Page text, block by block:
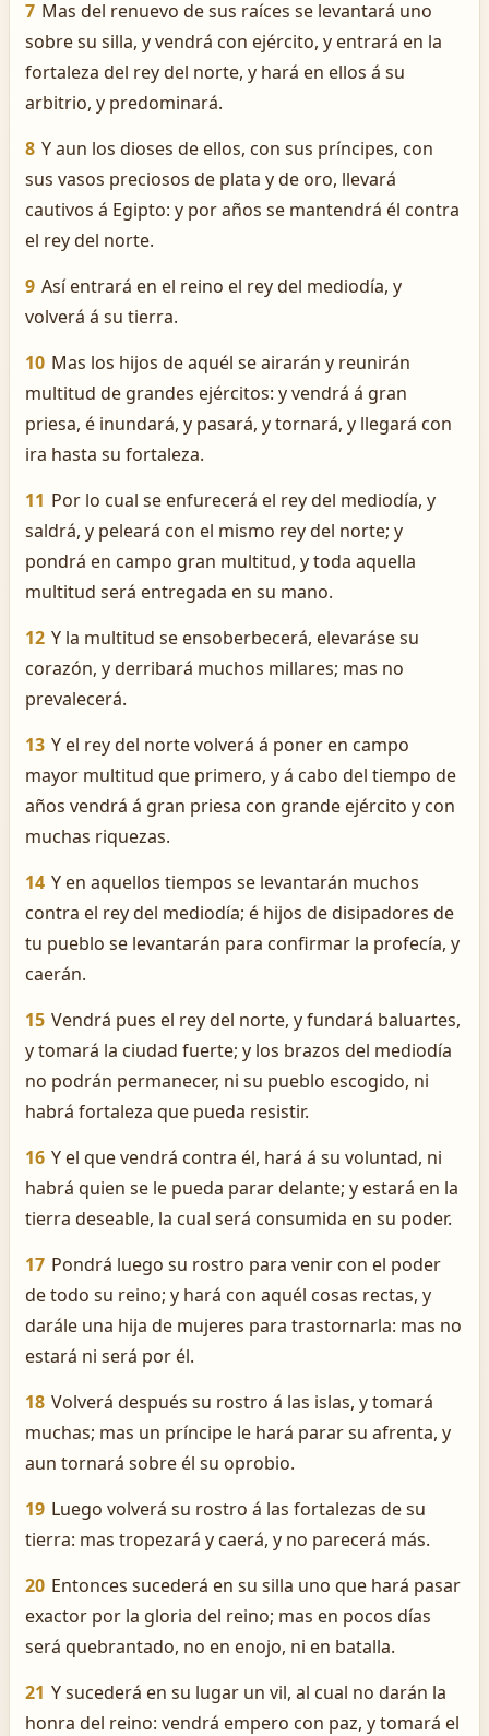
7 Mas del renuevo de sus raíces se levantará uno
sobre su silla, y vendrá con ejército, y entrará en la
fortaleza del rey del norte, y hará en ellos á su
arbitrio, y predominará.
8 Y aun los dioses de ellos, con sus príncipes, con
sus vasos preciosos de plata y de oro, llevará
cautivos á Egipto: y por años se mantendrá él contra
el rey del norte.
9 Así entrará en el reino el rey del mediodía, y
volverá á su tierra.
10 Mas los hijos de aquél se airarán y reunirán
multitud de grandes ejércitos: y vendrá á gran
priesa, é inundará, y pasará, y tornará, y llegará con
ira hasta su fortaleza.
11 Por lo cual se enfurecerá el rey del mediodía, y
saldrá, y peleará con el mismo rey del norte; y
pondrá en campo gran multitud, y toda aquella
multitud será entregada en su mano.
12 Y la multitud se ensoberbecerá, elevaráse su
corazón, y derribará muchos millares; mas no
prevalecerá.
13 Y el rey del norte volverá á poner en campo
mayor multitud que primero, y á cabo del tiempo de
años vendrá á gran priesa con grande ejército y con
muchas riquezas.
14 Y en aquellos tiempos se levantarán muchos
contra el rey del mediodía; é hijos de disipadores de
tu pueblo se levantarán para confirmar la profecía, y
caerán.
15 Vendrá pues el rey del norte, y fundará baluartes,
y tomará la ciudad fuerte; y los brazos del mediodía
no podrán permanecer, ni su pueblo escogido, ni
habrá fortaleza que pueda resistir.
16 Y el que vendrá contra él, hará á su voluntad, ni
habrá quien se le pueda parar delante; y estará en la
tierra deseable, la cual será consumida en su poder.
17 Pondrá luego su rostro para venir con el poder
de todo su reino; y hará con aquél cosas rectas, y
darále una hija de mujeres para trastornarla: mas no
estará ni será por él.
18 Volverá después su rostro á las islas, y tomará
muchas; mas un príncipe le hará parar su afrenta, y
aun tornará sobre él su oprobio.
19 Luego volverá su rostro á las fortalezas de su
tierra: mas tropezará y caerá, y no parecerá más.
20 Entonces sucederá en su silla uno que hará pasar
exactor por la gloria del reino; mas en pocos días
será quebrantado, no en enojo, ni en batalla.
21 Y sucederá en su lugar un vil, al cual no darán la
honra del reino: vendrá empero con paz, y tomará el